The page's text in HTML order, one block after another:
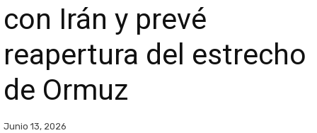
con Irán y prevé
reapertura del estrecho
de Ormuz
Junio 13, 2026